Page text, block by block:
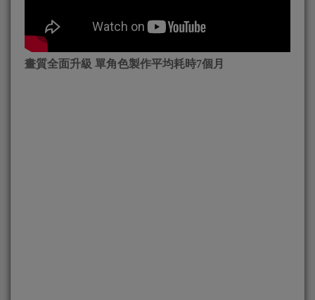
畫質全面升級 單角色製作平均耗時7個月